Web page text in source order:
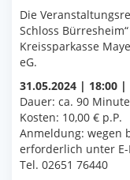
Die
Schloss
Kreissparkasse
eG.
31.05.2024 | 18:00
Dauer: ca. 90
Kosten: 10,00 € p.P.
Anmeldung: wegen
erforderlich unter
Tel. 02651 76440